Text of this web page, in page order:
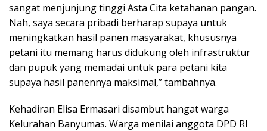
sangat menjunjung tinggi Asta Cita ketahanan pangan.
Nah, saya secara pribadi berharap supaya untuk
meningkatkan hasil panen masyarakat, khususnya
petani itu memang harus didukung oleh infrastruktur
dan pupuk yang memadai untuk para petani kita
supaya hasil panennya maksimal,” tambahnya.
Kehadiran Elisa Ermasari disambut hangat warga
Kelurahan Banyumas. Warga menilai anggota DPD RI